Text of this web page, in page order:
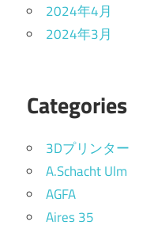
2024年4月
2024年3月
Categories
3Dプリンター
A.Schacht Ulm
AGFA
Aires 35